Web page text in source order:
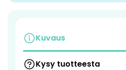
Kuvaus
Kysy tuotteesta